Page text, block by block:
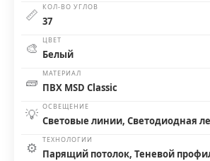
📏 КОЛ-ВО УГЛОВ
37
🎨 ЦВЕТ
Белый
🧱 МАТЕРИАЛ
ПВХ MSD Classic
💡 ОСВЕЩЕНИЕ
Световые линии, Светодиодная
⚙️ ТЕХНОЛОГИИ
Парящий потолок, Теневой